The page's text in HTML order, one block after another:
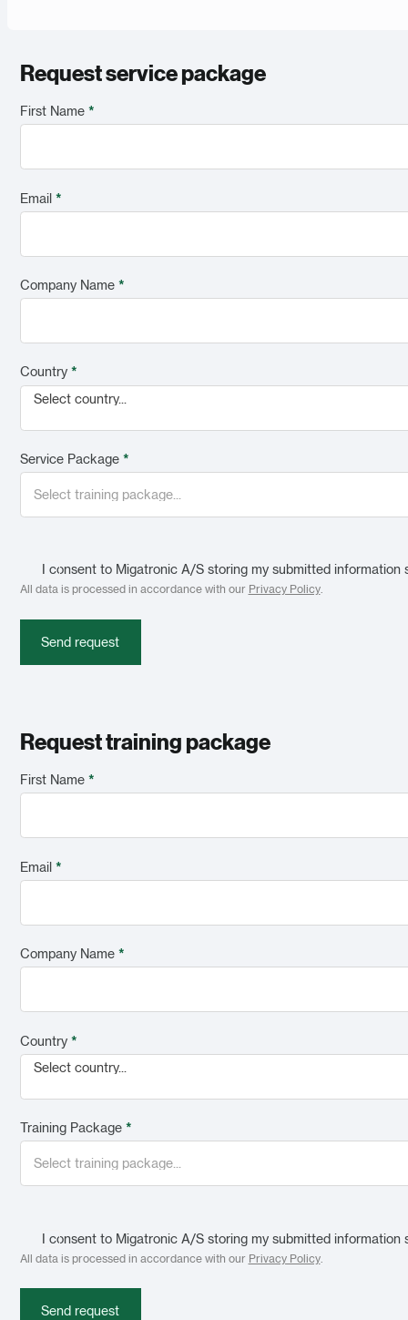
Request service package
First Name *
Email *
Company Name *
Country *
Select country...
Service Package *
I consent to Migatronic A/S storing my submitted information
All data is processed in accordance with our Privacy Policy.
Send request
Request training package
First Name *
Email *
Company Name *
Country *
Select country...
Training Package *
I consent to Migatronic A/S storing my submitted information
All data is processed in accordance with our Privacy Policy.
Send request